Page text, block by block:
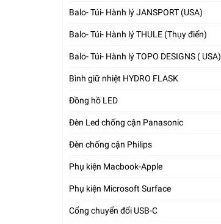
Balo- Túi- Hành lý JANSPORT (USA)
Balo- Túi- Hành lý THULE (Thụy điển)
Balo- Túi- Hành lý TOPO DESIGNS ( USA)
Bình giữ nhiệt HYDRO FLASK
Đồng hồ LED
Đèn Led chống cận Panasonic
Đèn chống cận Philips
Phụ kiện Macbook-Apple
Phụ kiện Microsoft Surface
Cổng chuyển đổi USB-C